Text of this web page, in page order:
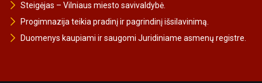
Steigėjas – Vilniaus miesto savivaldybė.
Progimnazija teikia pradinį ir pagrindinį išsilavinimą.
Duomenys kaupiami ir saugomi Juridiniame asmenų registre.